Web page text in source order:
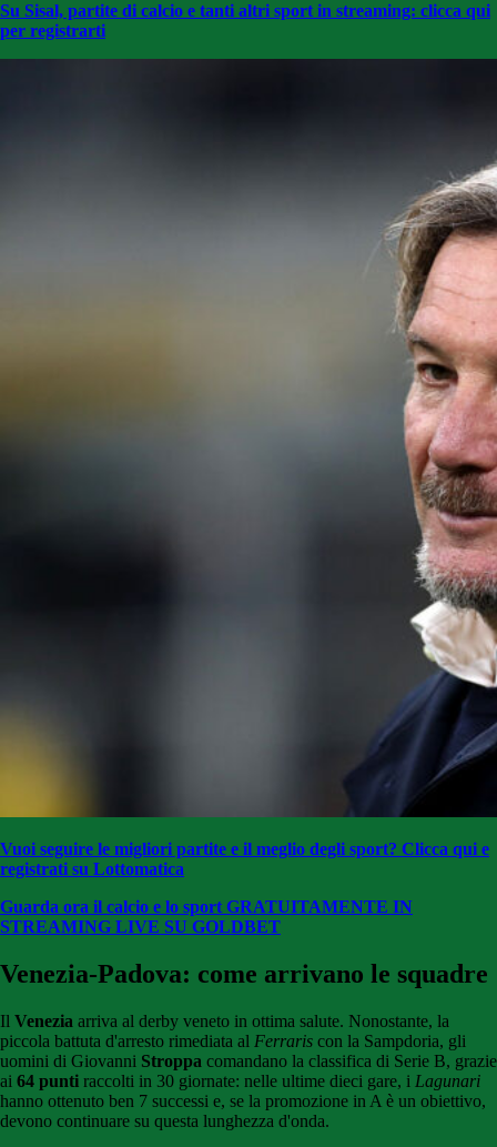
Su Sisal, partite di calcio e tanti altri sport in streaming: clicca qui
per registrarti
Vuoi seguire le migliori partite e il meglio degli sport? Clicca qui e
registrati su Lottomatica
Guarda ora il calcio e lo sport GRATUITAMENTE IN
STREAMING LIVE SU GOLDBET
Venezia-Padova: come arrivano le squadre
Il Venezia arriva al derby veneto in ottima salute. Nonostante, la
piccola battuta d'arresto rimediata al Ferraris con la Sampdoria, gli
uomini di Giovanni Stroppa comandano la classifica di Serie B, grazie
ai 64 punti raccolti in 30 giornate: nelle ultime dieci gare, i Lagunari
hanno ottenuto ben 7 successi e, se la promozione in A è un obiettivo,
devono continuare su questa lunghezza d'onda.